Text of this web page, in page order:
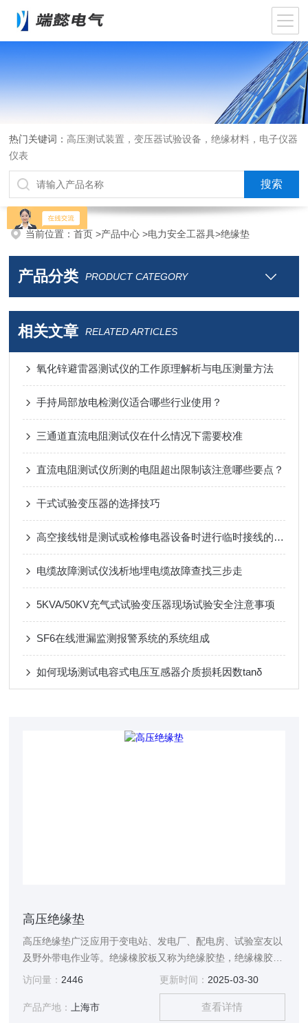
热门关键词： 高压测试装置，变压器试验设备，绝缘材料，电子仪器
仪表
当前位置：首页>产品中心>电力安全工器具>绝缘垫
产品分类 PRODUCT CATEGORY
相关文章 RELATED ARTICLES
氧化锌避雷器测试仪的工作原理解析与电压测量方法
手持局部放电检测仪适合哪些行业使用？
三通道直流电阻测试仪在什么情况下需要校准
直流电阻测试仪所测的电阻超出限制该注意哪些要点？
干式试验变压器的选择技巧
高空接线钳是测试或检修电器设备时进行临时接线的专用夹具
电缆故障测试仪浅析地埋电缆故障查找三步走
5KVA/50KV充气式试验变压器现场试验安全注意事项
SF6在线泄漏监测报警系统的系统组成
如何现场测试电容式电压互感器介质损耗因数tanδ
高压绝缘垫
高压绝缘垫广泛应用于变电站、发电厂、配电房、试验室友以
及野外带电作业等。绝缘橡胶板又称为绝缘胶垫，绝缘橡胶
板，绝缘毯等。具有较大体积电阻率和耐电击穿的胶垫。用
等工作场合的台面或铺地绝缘材料。
访问量： 2446 更新时间： 2025-03-30
产品产地： 上海市 查看详情